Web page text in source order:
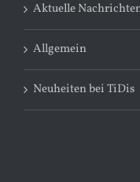
Aktuelle
Allgemein
Neuheiten bei TiDis